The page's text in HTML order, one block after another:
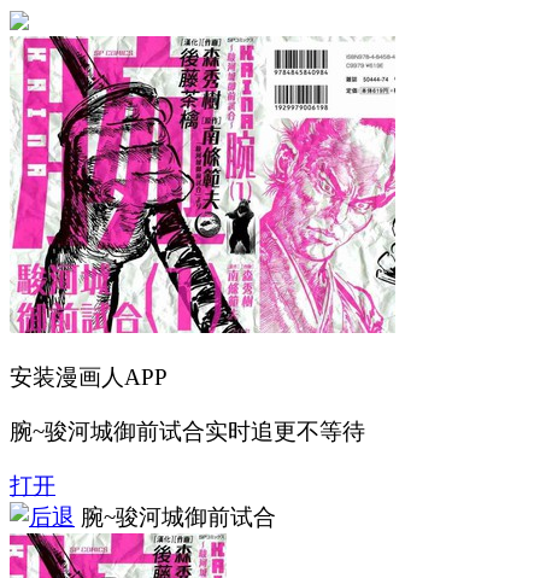
安装漫画人APP
腕~骏河城御前试合实时追更不等待
打开
腕~骏河城御前试合